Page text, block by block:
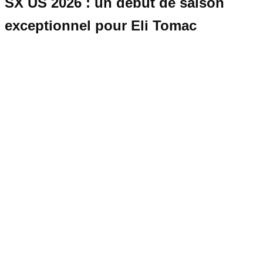
exceptionnel pour Eli Tomac